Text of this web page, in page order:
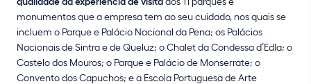
monumentos que a empresa tem ao seu cuidado, nos quais se
incluem o Parque e Palácio Nacional da Pena; os Palácios
Nacionais de Sintra e de Queluz; o Chalet da Condessa d’Edla; o
Castelo dos Mouros; o Parque e Palácio de Monserrate; o
Convento dos Capuchos; e a Escola Portuguesa de Arte